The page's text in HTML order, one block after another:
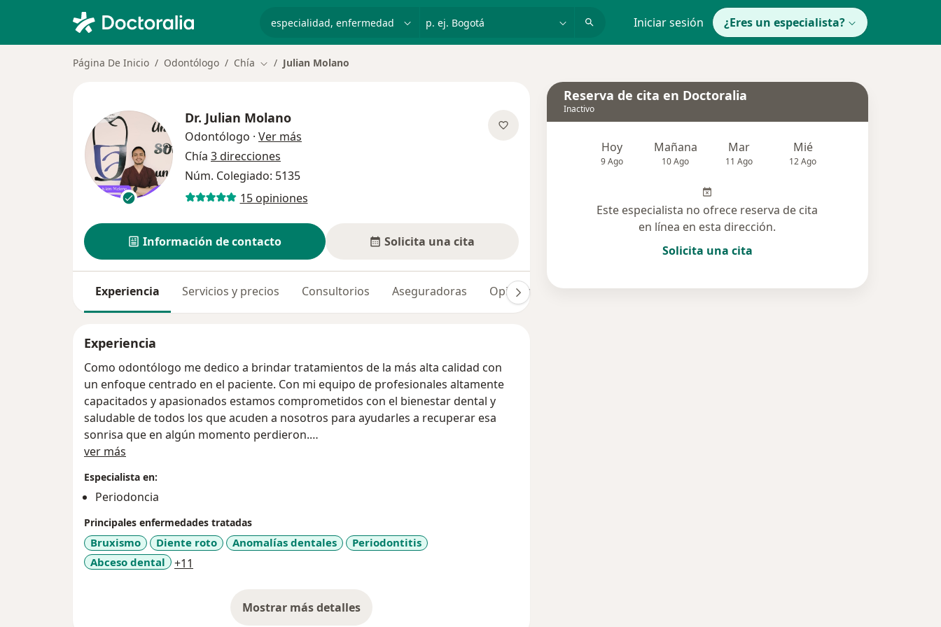
p. ej. Bogotá Iniciar sesión ¿Eres un especialista?
Página De Inicio Odontólogo Chía Cambiar de ciudad
Julian Molano
Dr. Julian Molano
Odontólogo · Ver más
Chía 3 direcciones
Núm. Colegiado: 5135
15 opiniones
Información de contacto Solicita una cita
Experiencia Servicios y precios Consultorios Aseguradoras Opiniones (15) Dudas solucionadas (4)
Experiencia
Como odontólogo me dedico a brindar tratamientos de la más alta calidad con
un enfoque centrado en el paciente. Con mi equipo de profesionales altamente
capacitados y apasionados estamos comprometidos con el bienestar dental y
saludable de todos los que acuden a nosotros para ayudarles a recuperar esa
sonrisa que en algún momento perdieron.
ofrecemos un enfoque personalizado para cada tratamiento dental. Desde la
prevención hasta la rehabilitación oral, nos esforzamos por proporcionar
soluciones integrales que satisfagan sus necesidades individuales.
Tu salud bucal es nuestra prioridad. Estamos listos para recibirte en un ambiente
acogedor y amigable. Contáctanos para programar tu cita y dar el primer paso
ver más
Especialista en:
Periodoncia
Principales enfermedades tratadas
Bruxismo Diente roto Anomalías dentales
Periodontitis
Abceso dental
+11
Mostrar más detalles
sobre la experiencia
Reserva de cita en Doctoralia
Inactivo
Hoy
9 Ago
Mañana
10 Ago
Mar
11 Ago
Mié
12 Ago
Este especialista no ofrece reserva de cita
en línea en esta dirección.
Solicita una cita